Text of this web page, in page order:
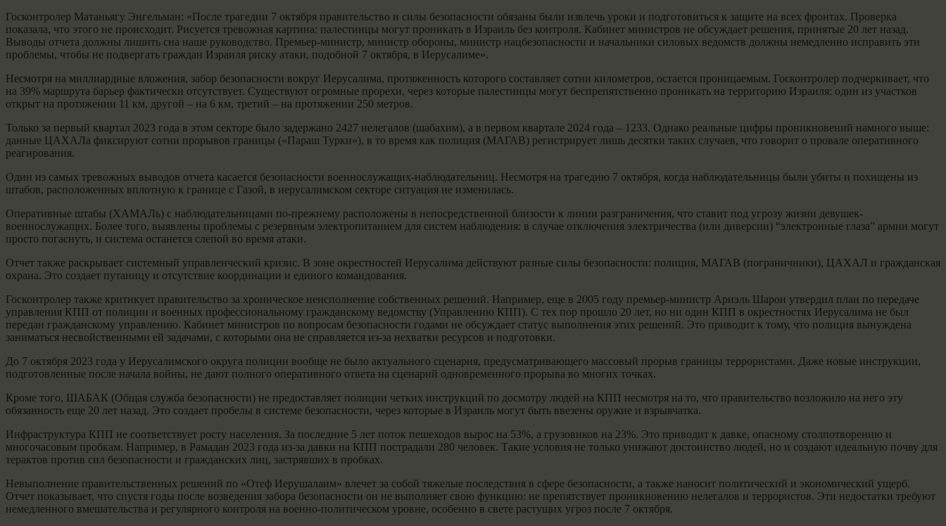
Госконтролер Матаньягу Энгельман: «После трагедии 7 октября правительство и силы безопасности обязаны были извлечь уроки и подготовиться к защите на всех фронтах. Проверка
показала, что этого не происходит. Рисуется тревожная картина: палестинцы могут проникать в Израиль без контроля. Кабинет министров не обсуждает решения, принятые 20 лет назад.
Выводы отчета должны лишить сна наше руководство. Премьер-министр, министр обороны, министр нацбезопасности и начальники силовых ведомств должны немедленно исправить эти
проблемы, чтобы не подвергать граждан Израиля риску атаки, подобной 7 октября, в Иерусалиме».
Несмотря на миллиардные вложения, забор безопасности вокруг Иерусалима, протяженность которого составляет сотни километров, остается проницаемым. Госконтролер подчеркивает, что
на 39% маршрута барьер фактически отсутствует. Существуют огромные прорехи, через которые палестинцы могут беспрепятственно проникать на территорию Израиля: один из участков
открыт на протяжении 11 км, другой – на 6 км, третий – на протяжении 250 метров.
Только за первый квартал 2023 года в этом секторе было задержано 2427 нелегалов (шабахим), а в первом квартале 2024 года – 1233. Однако реальные цифры проникновений намного выше:
данные ЦАХАЛа фиксируют сотни прорывов границы («Параш Турки»), в то время как полиция (МАГАВ) регистрирует лишь десятки таких случаев, что говорит о провале оперативного
реагирования.
Один из самых тревожных выводов отчета касается безопасности военнослужащих-наблюдательниц. Несмотря на трагедию 7 октября, когда наблюдательницы были убиты и похищены из
штабов, расположенных вплотную к границе с Газой, в иерусалимском секторе ситуация не изменилась.
Оперативные штабы (ХАМАЛь) с наблюдательницами по-прежнему расположены в непосредственной близости к линии разграничения, что ставит под угрозу жизни девушек-
военнослужащих. Более того, выявлены проблемы с резервным электропитанием для систем наблюдения: в случае отключения электричества (или диверсии) “электронные глаза” армии могут
просто погаснуть, и система останется слепой во время атаки.
Отчет также раскрывает системный управленческий кризис. В зоне окрестностей Иерусалима действуют разные силы безопасности: полиция, МАГАВ (пограничники), ЦАХАЛ и гражданская
охрана. Это создает путаницу и отсутствие координации и единого командования.
Госконтролер также критикует правительство за хроническое неисполнение собственных решений. Например, еще в 2005 году премьер-министр Ариэль Шарон утвердил план по передаче
управления КПП от полиции и военных профессиональному гражданскому ведомству (Управлению КПП). С тех пор прошло 20 лет, но ни один КПП в окрестностях Иерусалима не был
передан гражданскому управлению. Кабинет министров по вопросам безопасности годами не обсуждает статус выполнения этих решений. Это приводит к тому, что полиция вынуждена
заниматься несвойственными ей задачами, с которыми она не справляется из-за нехватки ресурсов и подготовки.
До 7 октября 2023 года у Иерусалимского округа полиции вообще не было актуального сценария, предусматривающего массовый прорыв границы террористами. Даже новые инструкции,
подготовленные после начала войны, не дают полного оперативного ответа на сценарий одновременного прорыва во многих точках.
Кроме того, ШАБАК (Общая служба безопасности) не предоставляет полиции четких инструкций по досмотру людей на КПП несмотря на то, что правительство возложило на него эту
обязанность еще 20 лет назад. Это создает пробелы в системе безопасности, через которые в Израиль могут быть ввезены оружие и взрывчатка.
Инфраструктура КПП не соответствует росту населения. За последние 5 лет поток пешеходов вырос на 53%, а грузовиков на 23%. Это приводит к давке, опасному столпотворению и
многочасовым пробкам. Например, в Рамадан 2023 года из-за давки на КПП пострадали 280 человек. Такие условия не только унижают достоинство людей, но и создают идеальную почву для
терактов против сил безопасности и гражданских лиц, застрявших в пробках.
Невыполнение правительственных решений по «Отеф Иерушалаим» влечет за собой тяжелые последствия в сфере безопасности, а также наносит политический и экономический ущерб.
Отчет показывает, что спустя годы после возведения забора безопасности он не выполняет свою функцию: не препятствует проникновению нелегалов и террористов. Эти недостатки требуют
немедленного вмешательства и регулярного контроля на военно-политическом уровне, особенно в свете растущих угроз после 7 октября.